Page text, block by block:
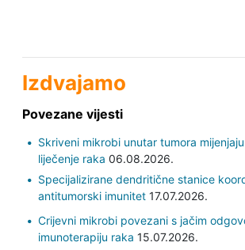
Izdvajamo
Povezane vijesti
Skriveni mikrobi unutar tumora
liječenje raka 06.08.2026.
Specijalizirane dendritične stanice
antitumorski imunitet17.07.2026.
Crijevni mikrobi povezani s jačim
imunoterapiju raka 15.07.2026.